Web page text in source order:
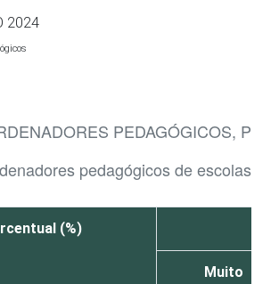
2024
PEDAGÓGICOS,
pedagógicos de escolas
(%)
Muito